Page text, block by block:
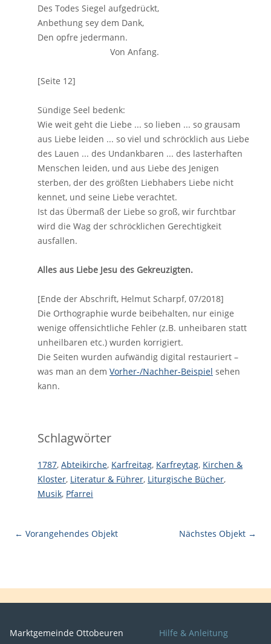
Des Todes Siegel aufgedrückt,
Anbethung sey dem Dank,
Den opfre jedermann.
Von Anfang.
[Seite 12]
Sündige Seel bedenk:
Wie weit geht die Liebe ... so lieben ... so grausam
aus Liebe leiden ... so viel und schröcklich aus Liebe
des Lauen ... des Undankbaren ... des lasterhaften
Menschen leiden, und aus Liebe des Jenigen
sterben, der des größten Liebhabers Liebe nicht
kennet, und seine Liebe verachtet.
Ist das Übermaß der Liebe so groß, wir furchtbar
wird die Wag der schröcklichen Gerechtigkeit
ausfallen.
Alles aus Liebe Jesu des Gekreuzigten.
[Ende der Abschrift, Helmut Scharpf, 07/2018]
Die Orthographie wurde beibehalten, nur einige
wenige offensichtliche Fehler (z.B. unheibaren statt
unheilbaren etc.) wurden korrigiert.
Die Seiten wurden aufwändig digital restauriert –
was man an dem Vorher-/Nachher-Beispiel sehen
kann.
Schlagwörter
1787, Abteikirche, Karfreitag, Karfreytag, Kirchen &
Kloster, Literatur & Führer, Liturgische Bücher,
Musik, Pfarrei
← Vorangehendes Objekt Nächstes Objekt →
Marktgemeinde Ottobeuren
Hilfe & Anleitung